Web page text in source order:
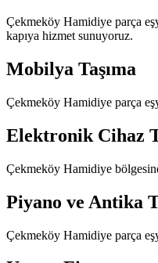
Çekmeköy Hamidiye parça
kapıya hizmet sunuyoruz.
Mobilya Taşıma
Çekmeköy Hamidiye parça
Elektronik Cihaz
Çekmeköy Hamidiye
Piyano ve Antika
Çekmeköy Hamidiye parça